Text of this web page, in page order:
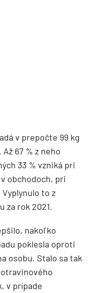
v prepočte 99 kg
67 % z neho
33 % vzniká pri
obchodoch, pri
to z
za rok 2021.
nakoľko
poklesla oproti
osobu. Stalo sa tak
v prípade